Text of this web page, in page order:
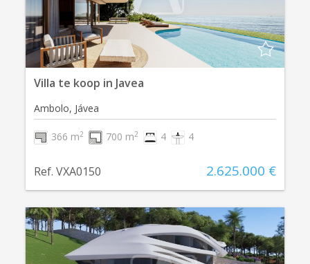
Villa te koop in Javea
Ambolo, Jávea
366 m2 700 m2 4 4
Ref. VXA0150 2.625.000 €